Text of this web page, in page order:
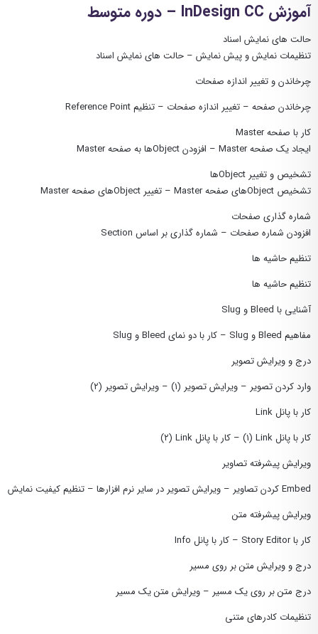
آموزش InDesign CC – دوره متوسط
حالت های نمایش اسناد
تنظیمات نمایش و پیش نمایش – حالت های نمایش اسناد
چرخاندن و تغییر اندازه صفحات
چرخاندن صفحه – تغییر اندازه صفحات – تنظیم Reference Point
کار با صفحه Master
ایجاد یک صفحه Master – افزودن Objectها به صفحه Master
تشخیص و تغییر Objectها
تشخیص Objectهای صفحه Master – تغییر Objectهای صفحه Master
شماره گذاری صفحات
افزودن شماره صفحات – شماره گذاری بر اساس Section
تنظیم حاشیه ها
تنظیم حاشیه ها
آشنایی با Bleed و Slug
مفاهیم Bleed و Slug – کار با دو نمای Bleed و Slug
درج و ویرایش تصویر
وارد کردن تصویر – ویرایش تصویر (۱) – ویرایش تصویر (۲)
کار با پانل Link
کار با پانل Link (١) – کار با پانل Link (٢)
ویرایش پیشرفته تصاویر
Embed کردن تصاویر – ویرایش تصویر در سایر نرم افزارها – تنظیم کیفیت نمایش
ویرایش پیشرفته متن
کار با Story Editor – کار با پانل Info
درج و ویرایش متن بر روی مسیر
درج متن بر روی یک مسیر – ویرایش متن یک مسیر
تنظیمات کادرهای متنی